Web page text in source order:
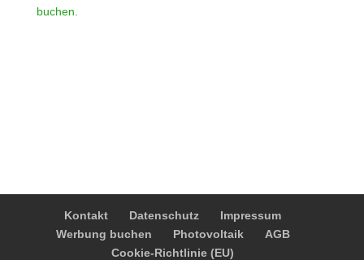
buchen.
Kontakt Datenschutz
Impressum
Werbung buchen
Photovoltaik
AGB
Cookie-Richtlinie (EU)